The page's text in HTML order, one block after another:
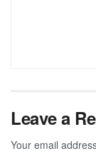
Leave a
Your email